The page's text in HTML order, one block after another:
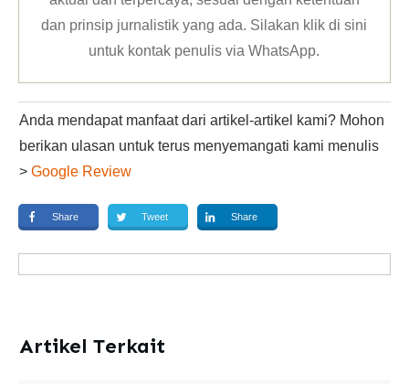
dan prinsip jurnalistik yang ada. Silakan klikdi sini
untuk kontak penulis via WhatsApp.
Anda mendapat manfaat dari artikel-artikel kami? Mohon
berikan ulasan untuk terus menyemangati kami menulis
> Google Review
Share Tweet Share
Artikel Terkait